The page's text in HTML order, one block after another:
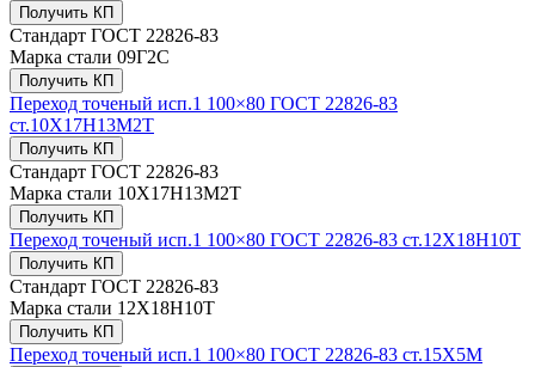
Получить КП
Стандарт ГОСТ 22826-83
Марка стали 09Г2С
Получить КП
Переход точеный исп.1 100×80 ГОСТ 22826-83
ст.10Х17Н13М2Т
Получить КП
Стандарт ГОСТ 22826-83
Марка стали 10Х17Н13М2Т
Получить КП
Переход точеный исп.1 100×80 ГОСТ 22826-83 ст.12Х18Н10Т
Получить КП
Стандарт ГОСТ 22826-83
Марка стали 12Х18Н10Т
Получить КП
Переход точеный исп.1 100×80 ГОСТ 22826-83 ст.15Х5М